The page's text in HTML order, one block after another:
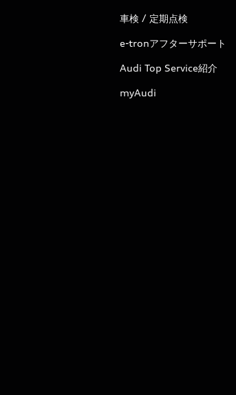
車検 / 定期点検
e-tronアフターサポート
Audi Top Service紹介
myAudi